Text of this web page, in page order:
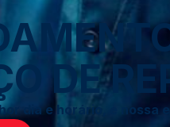
DE
dia e horário, e